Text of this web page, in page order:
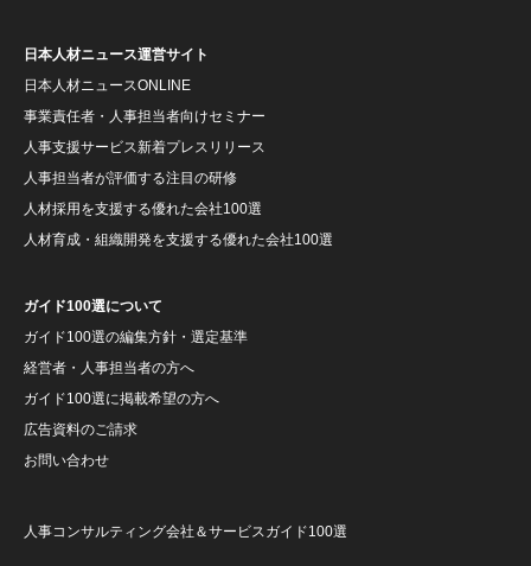
日本人材ニュース運営サイト
日本人材ニュースONLINE
事業責任者・人事担当者向けセミナー
人事支援サービス新着プレスリリース
人事担当者が評価する注目の研修
人材採用を支援する優れた会社100選
人材育成・組織開発を支援する優れた会社100選
ガイド100選について
ガイド100選の編集方針・選定基準
経営者・人事担当者の方へ
ガイド100選に掲載希望の方へ
広告資料のご請求
お問い合わせ
人事コンサルティング会社＆サービスガイド100選